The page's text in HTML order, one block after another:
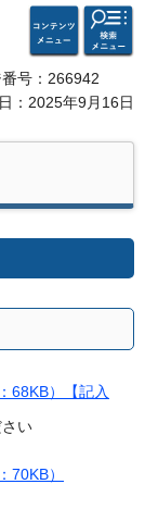
コンテ
ンツメ
ニュー
検索・
共通メ
ニュー
号：266942
：2025年9月16日
68KB）
【記入
い
70KB）